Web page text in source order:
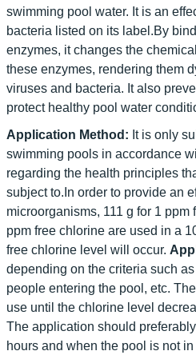
swimming pool water. It is an
bacteria listed on its label.By
enzymes, it changes the
these enzymes, rendering them
viruses and bacteria. It also
protect healthy pool water
Application Method: It is only
swimming pools in accordance
regarding the health principles
subject to.In order to provide an
microorganisms, 111 g for 1
ppm free chlorine are used in a
free chlorine level will occur.
depending on the criteria such
people entering the pool, etc.
use until the chlorine level
The application should
hours and when the pool is not in